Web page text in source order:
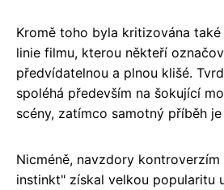
Kromě toho byla kritizována
linie filmu, kterou někteří
předvídatelnou a plnou klišé.
spoléhá především na šokující
scény, zatímco samotný příběh je
Nicméně, navzdory kontroverzím
instinkt" získal velkou popularitu